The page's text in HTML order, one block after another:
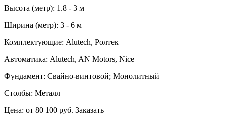
Высота (метр): 1.8 - 3 м
Ширина (метр): 3 - 6 м
Комплектующие: Alutech, Ролтек
Автоматика: Alutech, AN Motors, Nice
Фундамент: Свайно-винтовой; Монолитный
Столбы: Металл
Цена: от 80 100 руб. Заказать